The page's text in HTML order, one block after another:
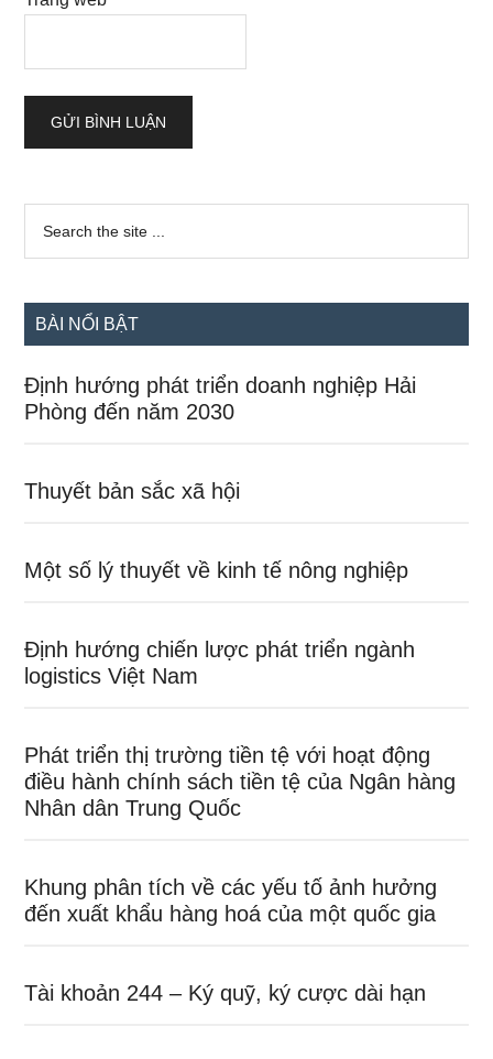
Sidebar
chính
...
BÀI NỔI BẬT
Định hướng phát triển doanh nghiệp Hải
Phòng đến năm 2030
Thuyết bản sắc xã hội
Một số lý thuyết về kinh tế nông nghiệp
Định hướng chiến lược phát triển ngành
logistics Việt Nam
Phát triển thị trường tiền tệ với hoạt động
điều hành chính sách tiền tệ của Ngân hàng
Nhân dân Trung Quốc
Khung phân tích về các yếu tố ảnh hưởng
đến xuất khẩu hàng hoá của một quốc gia
Tài khoản 244 – Ký quỹ, ký cược dài hạn